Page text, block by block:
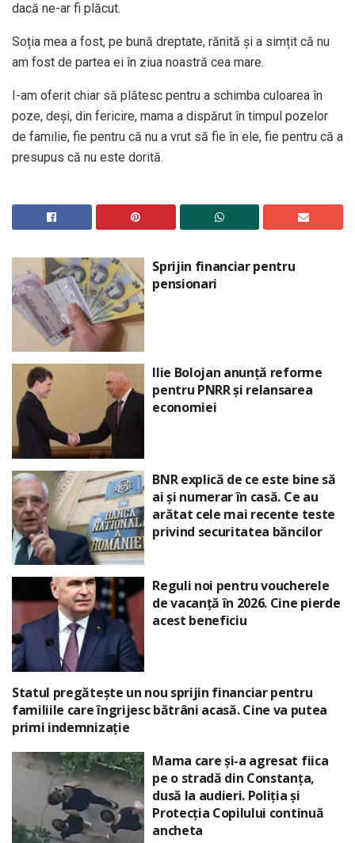
dacă ne-ar fi plăcut.
Soția mea a fost, pe bună dreptate, rănită și a simțit că nu
am fost de partea ei în ziua noastră cea mare.
I-am oferit chiar să plătesc pentru a schimba culoarea în
poze, deși, din fericire, mama a dispărut în timpul pozelor
de familie, fie pentru că nu a vrut să fie în ele, fie pentru că a
presupus că nu este dorită.
Sprijin financiar pentru
pensionari
Ilie Bolojan anunță reforme
pentru PNRR și relansarea
economiei
BNR explică de ce este bine să
ai și numerar în casă. Ce au
arătat cele mai recente teste
privind securitatea băncilor
Reguli noi pentru voucherele
de vacanță în 2026. Cine pierde
acest beneficiu
Statul pregătește un nou sprijin financiar pentru
familiile care îngrijesc bătrâni acasă. Cine va putea
primi indemnizație
Mama care și-a agresat fiica
pe o stradă din Constanța,
dusă la audieri. Poliția și
Protecția Copilului continuă
ancheta